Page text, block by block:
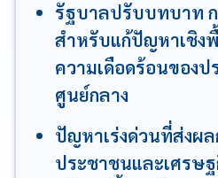
รัฐบาลปรับบทบาท ก
สำหรับแก้ปัญหาเชิง
ความเดือดร้อนของ
ศูนย์กลาง
ปัญหาเร่งด่วนที่ส่งผ
ประชาชนและเศรษ